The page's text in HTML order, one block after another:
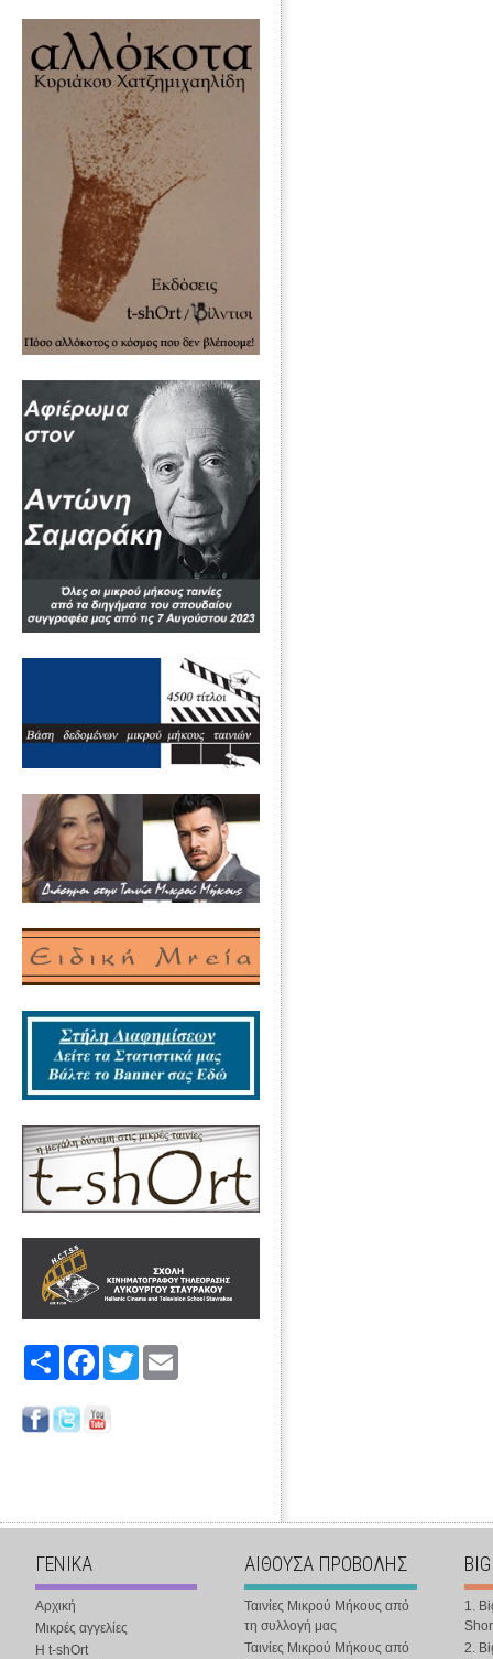
Share FacebookTwitter
ΓΕΝΙΚΑ
Αρχική
Μικρές αγγελίες
Η t-shOrt
ΑΙΘΟΥΣΑ ΠΡΟΒΟΛΗΣ
Ταινίες Μικρού Μήκους από
τη συλλογή μας
Ταινίες Μικρού Μήκους από
1.
2.